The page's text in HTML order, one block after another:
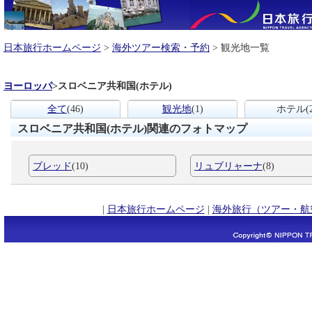
日本旅行ホームページ > 海外ツアー検索・予約 > 観光地一覧
ヨーロッパ>スロベニア共和国(ホテル)
全て(46) 観光地(1) ホテル
スロベニア共和国(ホテル)関連のフォトマップ
ブレッド(10) リュブリャーナ(8)
| 日本旅行ホームページ | 海外旅行（ツアー・航